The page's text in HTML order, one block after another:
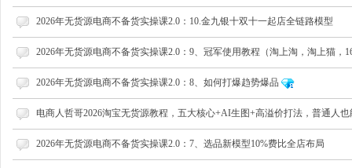
2026年无货源电商不备货实操课2.0：10.金九银十双十一起店全链路模型
2026年无货源电商不备货实操课2.0：9、冠军使用教程（淘上淘，淘上猫，
2026年无货源电商不备货实操课2.0：8、如何打爆趋势爆品
电商人哲哥2026淘宝无货源教程，五大核心+AI生图+高溢价打法，普通人
2026年无货源电商不备货实操课2.0：7、选品新模型10%费比全店布局